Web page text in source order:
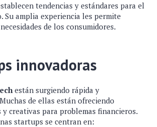
tendencias y estándares para el
Su amplia experiencia les permite
de los consumidores.
innovadoras
están surgiendo rápida y
de ellas están ofreciendo
creativas para problemas financieros.
startups se centran en: